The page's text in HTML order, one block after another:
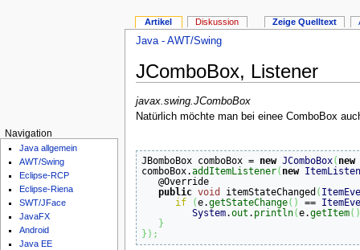
Java - AWT/Swing
JComboBox, Listener
javax.swing.JComboBox
Natürlich möchte man bei einee ComboBox
JBomboBox comboBox = new JComboBox( new
comboBox.addItemListener( new
   @Override
public void itemStateChanged (
if
(e.getStateChange( ) ==
System.out . println(e.getItem( )
}
} ) ;
Artikel Diskussion Zeige Quelltext
Navigation
Java allgemein
AWT/Swing
Eclipse-RCP
Eclipse-Riena
SWT/JFace
JavaFX
Android
Java EE